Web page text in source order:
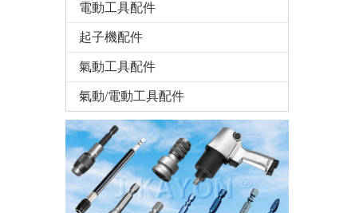
電動工具配件
起子機配件
氣動工具配件
氣動/電動工具配件